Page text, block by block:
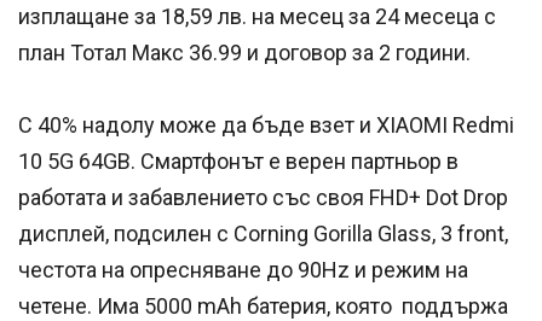
изплащане за 18,59 лв. на месец за 24 месеца с
план Тотал Макс 36.99 и договор за 2 години.
С 40% надолу може да бъде взет и XIAOMI Redmi
10 5G 64GB. Смартфонът е верен партньор в
работата и забавлението със своя FHD+ Dot Drop
дисплей, подсилен с Corning Gorilla Glass, 3 front,
честота на опресняване до 90Hz и режим на
четене. Има 5000 mAh батерия, която поддържа